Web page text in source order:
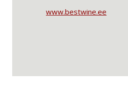
www.bestwine.ee